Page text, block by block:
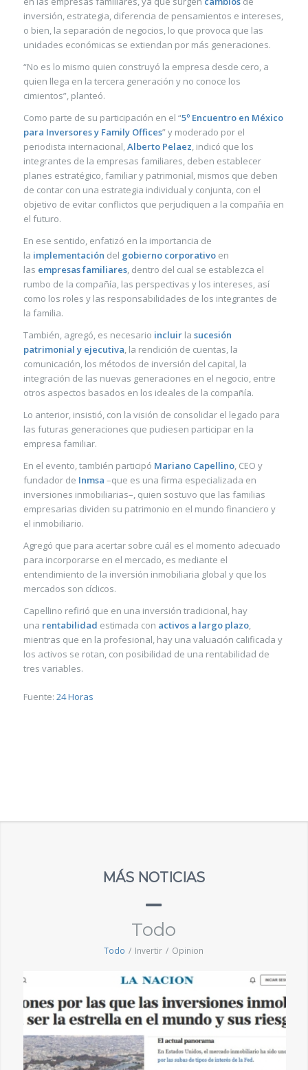
inversión, estrategia, diferencia de pensamientos e intereses,
o bien, la separación de negocios, lo que provoca que las
unidades económicas se extiendan por más generaciones.
“No es lo mismo quien construyó la empresa desde cero, a
quien llega en la tercera generación y no conoce los
cimientos”, planteó.
Como parte de su participación en el “5º Encuentro en México
para Inversores y Family Offices” y moderado por el
periodista internacional,Alberto Pelaez, indicó que los
integrantes de la empresas familiares, deben establecer
planes estratégico, familiar y patrimonial, mismos que deben
de contar con una estrategia individual y conjunta, con el
objetivo de evitar conflictos que perjudiquen a la compañía en
el futuro.
En ese sentido, enfatizó en la importancia de
la implementación del gobierno corporativoen
las empresas familiares, dentro del cual se establezca el
rumbo de la compañía, las perspectivas y los intereses, así
como los roles y las responsabilidades de los integrantes de
la familia.
También, agregó, es necesario incluirla sucesión
patrimonial y ejecutiva, la rendición de cuentas, la
comunicación, los métodos de inversión del capital, la
integración de las nuevas generaciones en el negocio, entre
otros aspectos basados en los ideales de la compañía.
Lo anterior, insistió, con la visión de consolidar el legado para
las futuras generaciones que pudiesen participar en la
empresa familiar.
En el evento, también participó Mariano Capellino, CEO y
fundador de Inmsa –que es una firma especializada en
inversiones inmobiliarias–, quien sostuvo que las familias
empresarias dividen su patrimonio en el mundo financiero y
el inmobiliario.
Agregó que para acertar sobre cuál es el momento adecuado
para incorporarse en el mercado, es mediante el
entendimiento de la inversión inmobiliaria global y que los
mercados son cíclicos.
Capellino refirió que en una inversión tradicional, hay
una rentabilidad estimada con activos a largo plazo,
mientras que en la profesional, hay una valuación calificada y
los activos se rotan, con posibilidad de una rentabilidad de
tres variables.
Fuente: 24 Horas
MÁS NOTICIAS
Todo
Todo / Invertir / Opinion